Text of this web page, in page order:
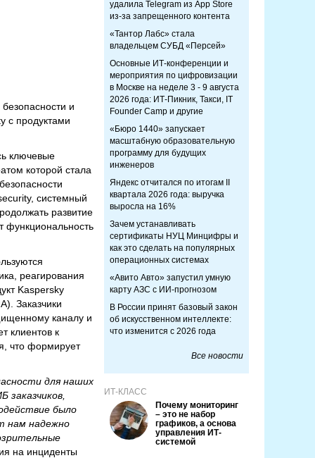
и
с продуктами
ключевые
которой стала
системный
развитие
функциональность
реагирования
Kaspersky
Заказчики
каналу и
клиентов к
что формирует
для наших
было
нам надежно
на инциденты
удалила Telegram из App Store
из-за запрещенного контента
«Тантор Лабс» стала
владельцем СУБД «Персей»
Основные ИТ-конференции и
мероприятия по цифровизации
в Москве на неделе 3 - 9 августа
2026 года: ИТ-Пикник, Такси, IT
Founder Camp и другие
«Бюро 1440» запускает
масштабную образовательную
программу для будущих
инженеров
Яндекс отчитался по итогам II
квартала 2026 года: выручка
выросла на 16%
Зачем устанавливать
сертификаты НУЦ Минцифры и
как это сделать на популярных
операционных системах
«Авито Авто» запустил умную
карту АЗС с ИИ-прогнозом
В России принят базовый закон
об искусственном интеллекте:
что изменится с 2026 года
Все новости
ИТ-КЛАСС
Почему мониторинг
– это не набор
графиков, а основа
управления ИТ-
системой